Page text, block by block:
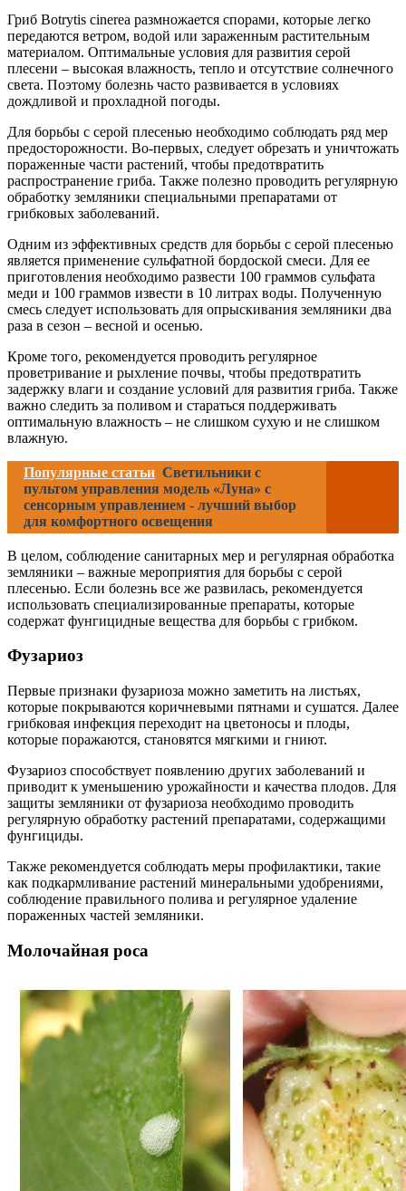
Гриб Botrytis cinerea размножается спорами, которые легко
передаются ветром, водой или зараженным растительным
материалом. Оптимальные условия для развития серой
плесени – высокая влажность, тепло и отсутствие солнечного
света. Поэтому болезнь часто развивается в условиях
дождливой и прохладной погоды.
Для борьбы с серой плесенью необходимо соблюдать ряд мер
предосторожности. Во-первых, следует обрезать и уничтожать
пораженные части растений, чтобы предотвратить
распространение гриба. Также полезно проводить регулярную
обработку земляники специальными препаратами от
грибковых заболеваний.
Одним из эффективных средств для борьбы с серой плесенью
является применение сульфатной бордоской смеси. Для ее
приготовления необходимо развести 100 граммов сульфата
меди и 100 граммов извести в 10 литрах воды. Полученную
смесь следует использовать для опрыскивания земляники два
раза в сезон – весной и осенью.
Кроме того, рекомендуется проводить регулярное
проветривание и рыхление почвы, чтобы предотвратить
задержку влаги и создание условий для развития гриба. Также
важно следить за поливом и стараться поддерживать
оптимальную влажность – не слишком сухую и не слишком
влажную.
Популярные статьи Светильники с
пультом управления модель «Луна» с
сенсорным управлением - лучший выбор
для комфортного освещения
В целом, соблюдение санитарных мер и регулярная обработка
земляники – важные мероприятия для борьбы с серой
плесенью. Если болезнь все же развилась, рекомендуется
использовать специализированные препараты, которые
содержат фунгицидные вещества для борьбы с грибком.
Фузариоз
Первые признаки фузариоза можно заметить на листьях,
которые покрываются коричневыми пятнами и сушатся. Далее
грибковая инфекция переходит на цветоносы и плоды,
которые поражаются, становятся мягкими и гниют.
Фузариоз способствует появлению других заболеваний и
приводит к уменьшению урожайности и качества плодов. Для
защиты земляники от фузариоза необходимо проводить
регулярную обработку растений препаратами, содержащими
фунгициды.
Также рекомендуется соблюдать меры профилактики, такие
как подкармливание растений минеральными удобрениями,
соблюдение правильного полива и регулярное удаление
пораженных частей земляники.
Молочайная роса